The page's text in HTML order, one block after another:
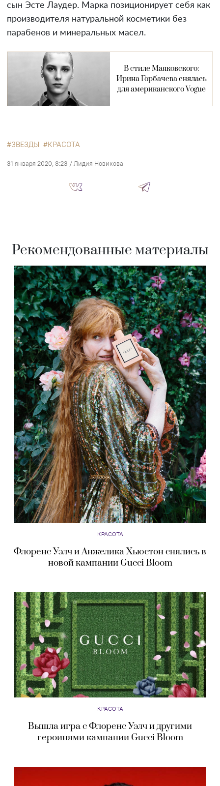
сын Эсте Лаудер. Марка позиционирует себя как
производителя натуральной косметики без
парабенов и минеральных масел.
В стиле Маяковского:
Ирина Горбачева снялась
для американского Vogue
ЗВЕЗДЫ КРАСОТА
31 января 2020, 8:23 /Лидия Новикова
Рекомендованные материалы
КРАСОТА
Флоренс Уэлч и Анжелика Хьюстон снялись в
новой кампании Gucci Bloom
КРАСОТА
Вышла игра с Флоренс Уэлч и другими
героинями кампании Gucci Bloom